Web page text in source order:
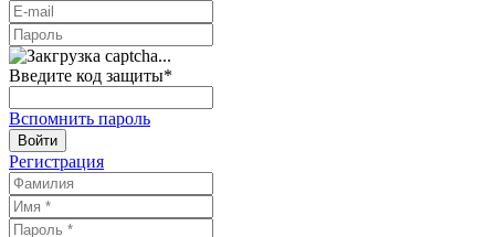
Введите код защиты*
Вспомнить пароль
Войти
Регистрация